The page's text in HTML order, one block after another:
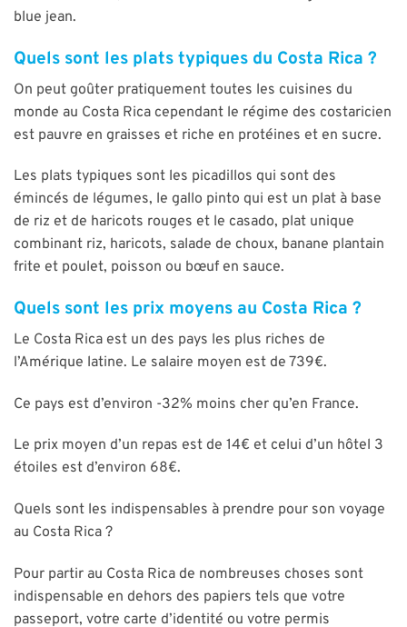
blue jean.
Quels sont les plats typiques du Costa Rica ?
On peut goûter pratiquement toutes les cuisines du
monde au Costa Rica cependant le régime des costaricien
est pauvre en graisses et riche en protéines et en sucre.
Les plats typiques sont les picadillos qui sont des
émincés de légumes, le gallo pinto qui est un plat à base
de riz et de haricots rouges et le casado, plat unique
combinant riz, haricots, salade de choux, banane plantain
frite et poulet, poisson ou bœuf en sauce.
Quels sont les prix moyens au Costa Rica ?
Le Costa Rica est un des pays les plus riches de
l’Amérique latine. Le salaire moyen est de 739€.
Ce pays est d’environ -32% moins cher qu’en France.
Le prix moyen d’un repas est de 14€ et celui d’un hôtel 3
étoiles est d’environ 68€.
Quels sont les indispensables à prendre pour son voyage
au Costa Rica ?
Pour partir au Costa Rica de nombreuses choses sont
indispensable en dehors des papiers tels que votre
passeport, votre carte d’identité ou votre permis